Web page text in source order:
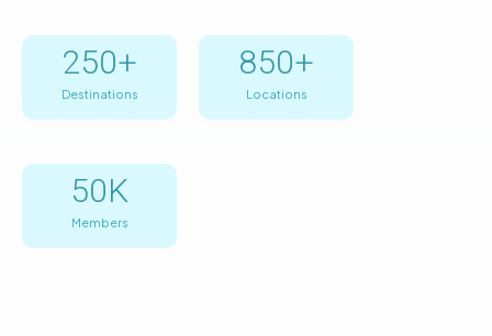
Destinations
250+
Locations
850+
Members
50K